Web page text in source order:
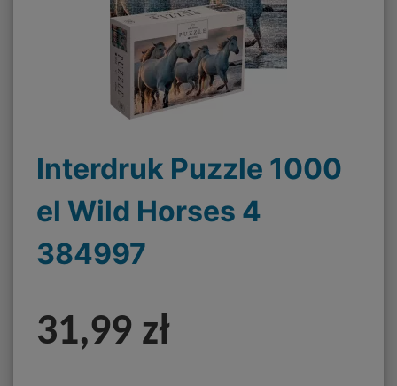
Interdruk Puzzle 1000
el Wild Horses 4
384997
31,99 zł